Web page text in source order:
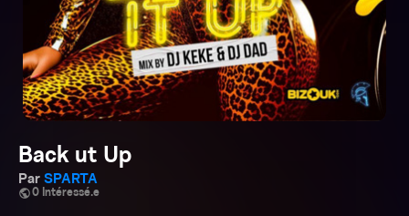
Back ut Up
Par SPARTA
public0 Intéressé.e